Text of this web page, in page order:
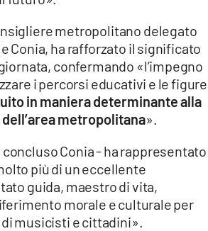
metropolitano delegato
Conia, ha rafforzato il significato
confermando «l’impegno
i percorsi educativi e le figure
in maniera determinante alla
metropolitana».
concluso Conia - ha rappresentato
più di un eccellente
guida, maestro di vita,
morale e culturale per
musicisti e cittadini».